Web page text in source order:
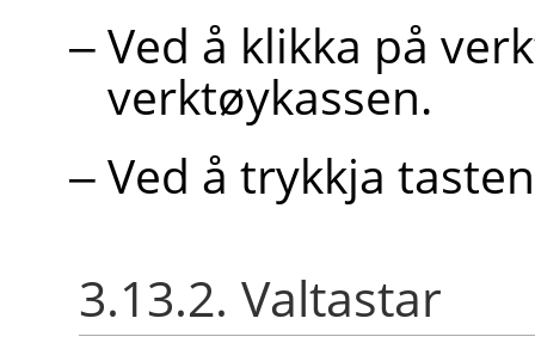
Ved å klikka på
verktøykassen.
Ved å trykkja
3.13.2. Valtastar